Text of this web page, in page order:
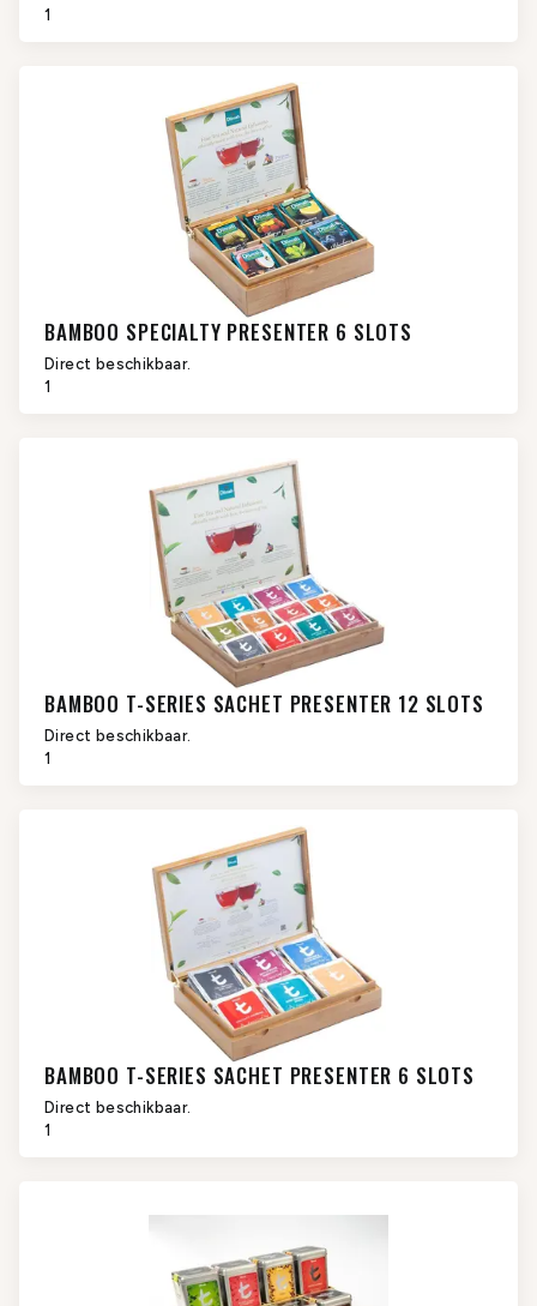
1
BAMBOO SPECIALTY PRESENTER 6 SLOTS
Direct beschikbaar.
1
BAMBOO T-SERIES SACHET PRESENTER 12 SLOTS
Direct beschikbaar.
1
BAMBOO T-SERIES SACHET PRESENTER 6 SLOTS
Direct beschikbaar.
1